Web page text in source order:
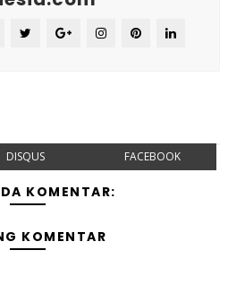
DISQUS FACEBOOK
KOMENTAR:
KOMENTAR